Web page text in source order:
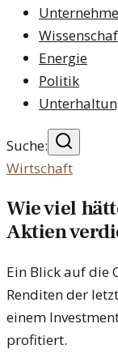
Energie
Politik
Suche:
Wirtschaft
Wie viel
Aktien
Ein Blick auf die
Renditen der
einem
profitiert.